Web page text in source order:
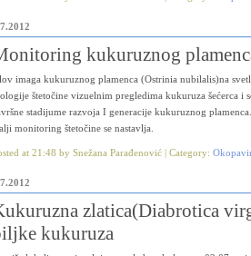
kukuruznog
imaga kukuruznog plamenca (Ostrinia nubilalis)na
štetočine vizuelnim pregledima kukuruza šećerca i
stadijume razvoja I generacije kukuruznog plamenca.
monitoring štetočine se nastavlja.
at 21:48 by Snežana Parađenović | Category:
zlatica(Diabrotica
kukuruza